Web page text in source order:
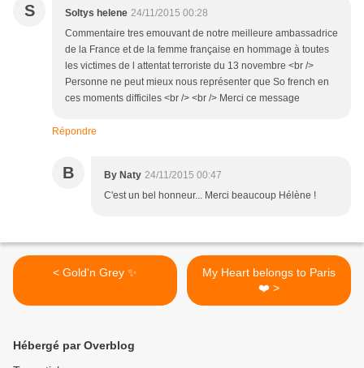
S Soltys helene 24/11/2015 00:28
Commentaire tres emouvant de notre meilleure ambassadrice
de la France et de la femme française en hommage à toutes
les victimes de l attentat terroriste du 13 novembre <br />
Personne ne peut mieux nous représenter que So french en
ces moments difficiles <br /> <br /> Merci ce message
Répondre
B By Naty 24/11/2015 00:47
C'est un bel honneur... Merci beaucoup Hélène !
< Gold'n Grey ✨
My Heart belongs to Paris
❤️ >
Hébergé par Overblog